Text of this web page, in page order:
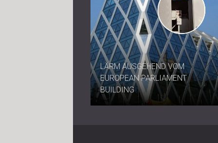
LÄRM AUSGEHEND VOM
EUROPEAN PARLIAMENT
BUILDING